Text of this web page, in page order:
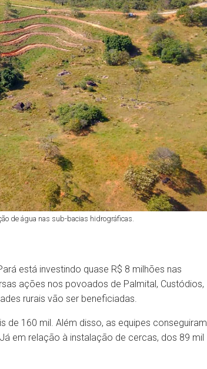
de água nas sub-bacias hidrográficas.
está investindo quase R$ 8 milhões nas
ações nos povoados de Palmital, Custódios,
rurais vão ser beneficiadas.
160 mil. Além disso, as equipes conseguiram
em relação à instalação de cercas, dos 89 mil